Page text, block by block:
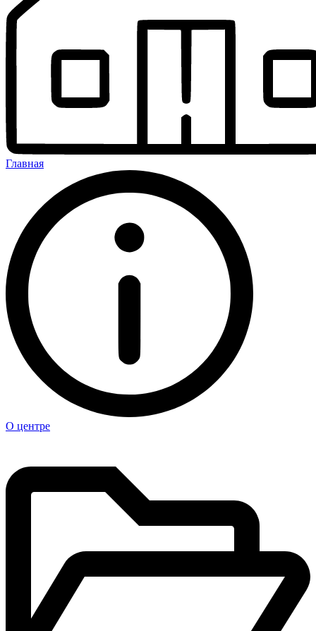
Главная
О центре